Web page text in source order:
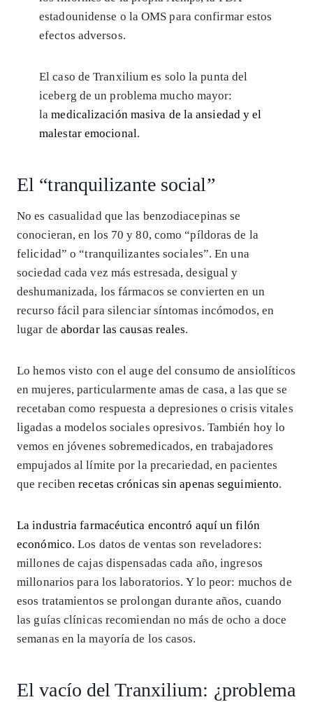
estadounidense o la OMS para confirmar estos
efectos adversos.
El caso de Tranxilium es solo la punta del
iceberg de un problema mucho mayor:
lamedicalización masiva de la ansiedad y el
malestar emocional.
El “tranquilizante social”
No es casualidad que las benzodiacepinas se
conocieran, en los 70 y 80, como “píldoras de la
felicidad” o “tranquilizantes sociales”. En una
sociedad cada vez más estresada, desigual y
deshumanizada, los fármacos se convierten en un
recurso fácil para silenciar síntomas incómodos, en
lugar de abordar las causas reales.
Lo hemos visto con el auge del consumo de ansiolíticos
en mujeres, particularmente amas de casa, a las que se
recetaban como respuesta a depresiones o crisis vitales
ligadas a modelos sociales opresivos. También hoy lo
vemos en jóvenes sobremedicados, en trabajadores
empujados al límite por la precariedad, en pacientes
que recibenrecetas crónicas sin apenas seguimiento.
La industria farmacéutica encontró aquí un filón
económico. Los datos de ventas son reveladores:
millones de cajas dispensadas cada año, ingresos
millonarios para los laboratorios. Y lo peor: muchos de
esos tratamientos se prolongan durante años, cuando
las guías clínicas recomiendan no más de ocho a doce
semanas en la mayoría de los casos.
El vacío del Tranxilium: ¿problema